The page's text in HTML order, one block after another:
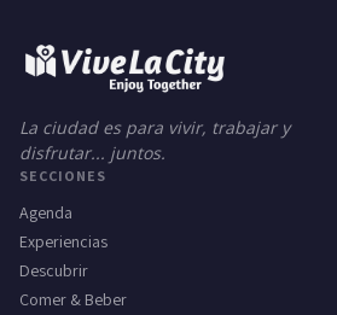
La ciudad es para vivir, trabajar y
disfrutar... juntos.
SECCIONES
Agenda
Experiencias
Descubrir
Comer & Beber